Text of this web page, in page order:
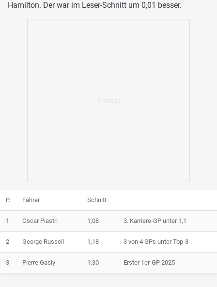
Hamilton. Der war im Leser-Schnitt um 0,01 besser.
P. Fahrer Schnitt
1 Oscar Piastri 1,08 3. Karriere-GP unter 1,1
2 George Russell 1,18 3 von 4 GPs unter Top-3
3 Pierre Gasly 1,30 Erster 1er-GP 2025